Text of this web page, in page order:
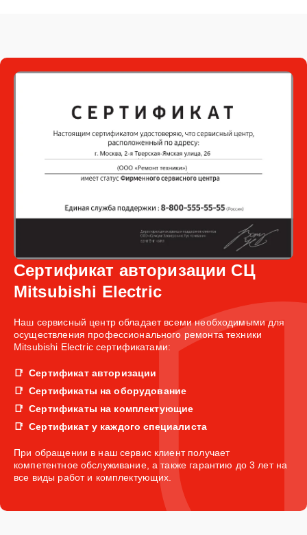
Сертификат авторизации СЦ
Mitsubishi Electric
Наш сервисный центр обладает всеми необходимыми для
осуществления профессионального ремонта техники
Mitsubishi Electric сертификатами:
Сертификат авторизации
Сертификаты на оборудование
Сертификаты на комплектующие
Сертификат у каждого специалиста
При обращении в наш сервис клиент получает
компетентное обслуживание, а также гарантию до 3 лет на
все виды работ и комплектующих.